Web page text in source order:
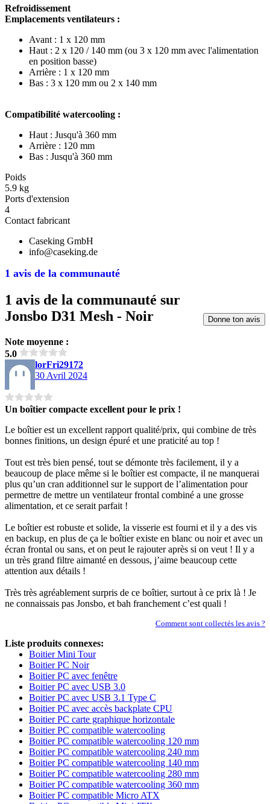
1 avis de la communauté
Refroidissement
Emplacements ventilateurs :
Avant : 1 x 120 mm
Haut : 2 x 120 / 140 mm (ou 3 x 120 mm avec l'alimentation
en position basse)
Arrière : 1 x 120 mm
Bas : 3 x 120 mm ou 2 x 140 mm
Compatibilité watercooling :
Haut : Jusqu'à 360 mm
Arrière : 120 mm
Bas : Jusqu'à 360 mm
Poids
5.9 kg
Ports d'extension
4
Contact fabricant
Caseking GmbH
info@caseking.de
1 avis de la communauté sur
Jonsbo D31 Mesh - Noir
Note moyenne :
5.0
Donne ton avis
lorFri29172
30 Avril 2024
Un boîtier compacte excellent pour le prix !
Le boîtier est un excellent rapport qualité/prix, qui combine de très
bonnes finitions, un design épuré et une praticité au top !
Tout est très bien pensé, tout se démonte très facilement, il y a
beaucoup de place même si le boîtier est compacte, il ne manquerai
plus qu’un cran additionnel sur le support de l’alimentation pour
permettre de mettre un ventilateur frontal combiné a une grosse
alimentation, et ce serait parfait !
Le boîtier est robuste et solide, la visserie est fourni et il y a des vis
en backup, en plus de ça le boîtier existe en blanc ou noir et avec un
écran frontal ou sans, et on peut le rajouter après si on veut ! Il y a
un très grand filtre aimanté en dessous, j’aime beaucoup cette
attention aux détails !
Très très agréablement surpris de ce boîtier, surtout à ce prix là ! Je
ne connaissais pas Jonsbo, et bah franchement c’est quali !
Comment sont collectés les avis ?
Liste produits connexes:
Boitier Mini Tour
Boitier PC Noir
Boitier PC avec fenêtre
Boitier PC avec USB 3.0
Boitier PC avec USB 3.1 Type C
Boitier PC avec accès backplate CPU
Boitier PC carte graphique horizontale
Boitier PC compatible watercooling
Boitier PC compatible watercooling 120 mm
Boitier PC compatible watercooling 240 mm
Boitier PC compatible watercooling 140 mm
Boitier PC compatible watercooling 280 mm
Boitier PC compatible watercooling 360 mm
Boitier PC compatible Micro ATX